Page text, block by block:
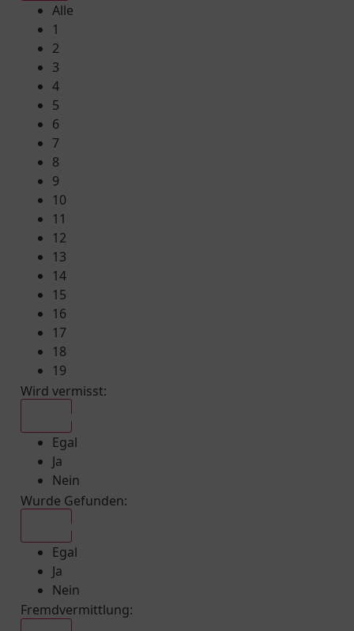
Alle
1
2
3
4
5
6
7
8
9
10
11
12
13
14
15
16
17
18
19
Wird vermisst:
Egal
Ja
Nein
Wurde Gefunden:
Egal
Ja
Nein
Fremdvermittlung: